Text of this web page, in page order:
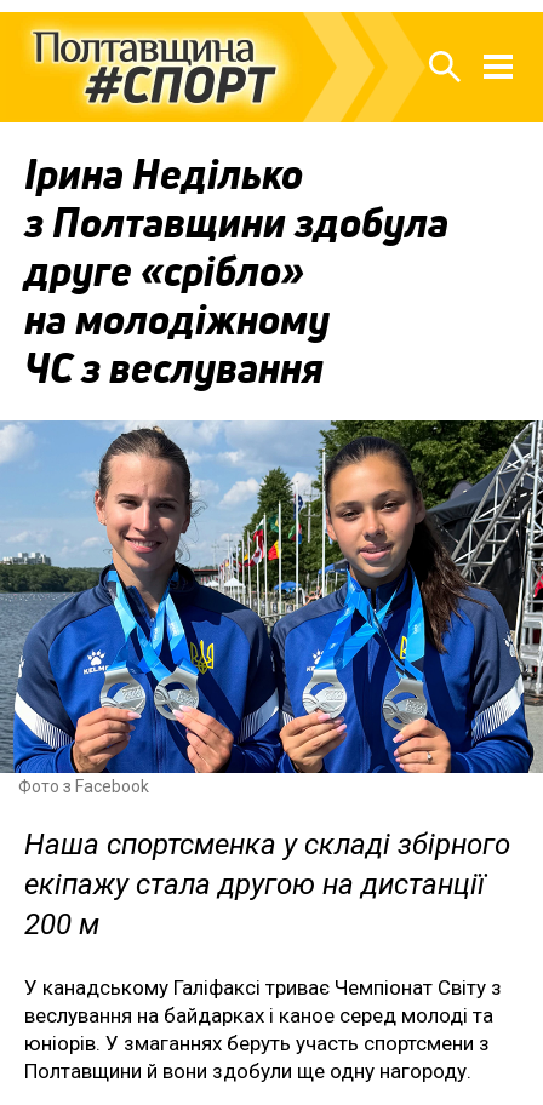
Ірина Неділько
з Полтавщини здобула
друге «срібло»
на молодіжному
ЧС з веслування
Фото з Facebook
Наша спортсменка у складі збірного
екіпажу стала другою на дистанції
200 м
У канадському Галіфаксі триває Чемпіонат Світу з
веслування на байдарках і каное серед молоді та
юніорів. У змаганнях беруть участь спортсмени з
Полтавщини й вони здобули ще одну нагороду.